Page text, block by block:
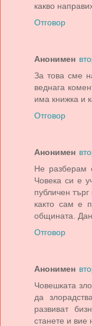
какво
Отговор
Анонимен
За това сме
веднага
има книжка и
Отговор
Анонимен
Не разберам
Човека си е
публичен
както сам е
общината.
Отговор
Анонимен
Човешката
да
развиват
станете и вие